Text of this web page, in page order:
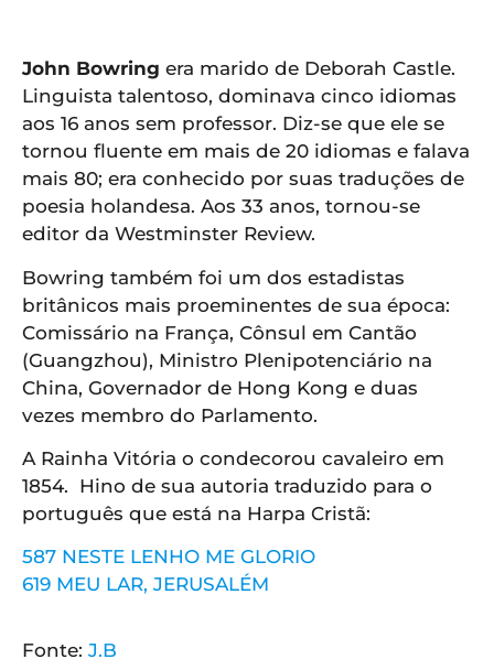
John Bowring era marido de Deborah Castle.
Linguista talentoso, dominava cinco idiomas
aos 16 anos sem professor. Diz-se que ele se
tornou fluente em mais de 20 idiomas e falava
mais 80; era conhecido por suas traduções de
poesia holandesa. Aos 33 anos, tornou-se
editor da Westminster Review.
Bowring também foi um dos estadistas
britânicos mais proeminentes de sua época:
Comissário na França, Cônsul em Cantão
(Guangzhou), Ministro Plenipotenciário na
China, Governador de Hong Kong e duas
vezes membro do Parlamento.
A Rainha Vitória o condecorou cavaleiro em
1854. Hino de sua autoria traduzido para o
português que está na Harpa Cristã:
587 NESTE LENHO ME GLORIO
619 MEU LAR, JERUSALÉM
Fonte: J.B